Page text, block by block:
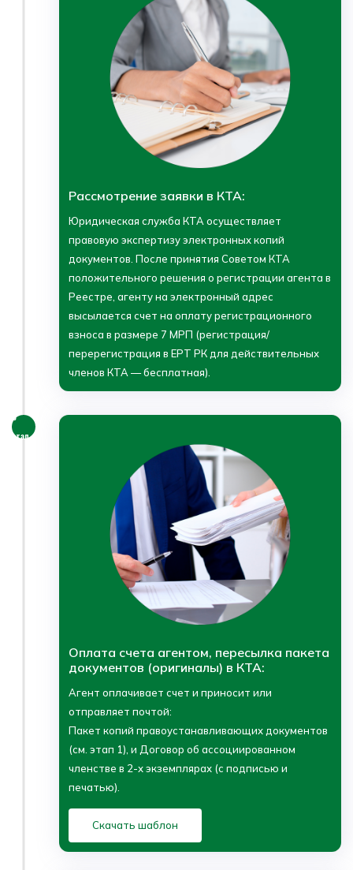
Рассмотрение заявки в КТА:
Юридическая служба КТА осуществляет
правовую экспертизу электронных копий
документов. После принятия Советом КТА
положительного решения о регистрации агента в
Реестре, агенту на электронный адрес
высылается счет на оплату регистрационного
взноса в размере 7 МРП (регистрация/
перерегистрация в ЕРТ РК для действительных
членов КТА — бесплатная).
Оплата счета агентом, пересылка пакета
документов (оригиналы) в КТА:
Агент оплачивает счет и приносит или
отправляет почтой:
Пакет копий правоустанавливающих документов
(см. этап 1), и Договор об ассоциированном
членстве в 2-х экземплярах (с подписью и
печатью).
Скачать шаблон
3
этап